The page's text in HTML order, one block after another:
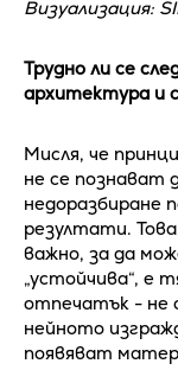
Визуализация:
Трудно ли се
архитектура и
Мисля, че
не се познават
недоразбиране
резултати.
важно, за да
„устойчива“, е
отпечатък - не
нейното
появяват